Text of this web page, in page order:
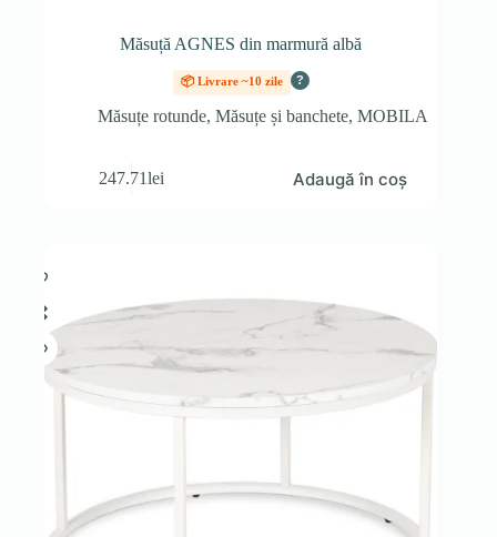
Măsuță AGNES din marmură albă
📦 Livrare ~10 zile ?
Măsuțe rotunde,Măsuțe și banchete,MOBILA
247.71lei Adaugă în coș